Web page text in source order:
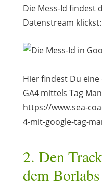
Die Mess-Id findest
Datenstream klickst:
Hier findest Du
GA4 mittels Tag
https://www.sea-
4-mit-google-tag-
2. Den
dem